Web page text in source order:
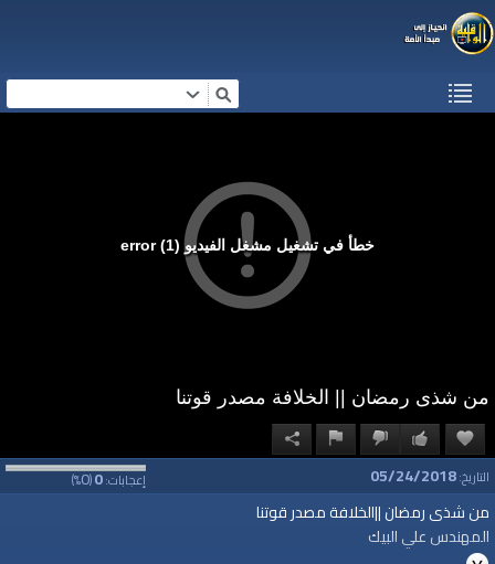
خطأ في تشغيل مشغل الفيديو (1) error
من شذى رمضان || الخلافة مصدر قوتنا
إعجابات:0
(
0
%) التاريخ:05/24/2018
من شذى رمضان ||الخلافة مصدر قوتنا
المهندس علي البيك